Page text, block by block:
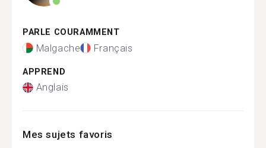
PARLE COURAMMENT
Malgache Français
APPREND
Anglais
Mes sujets favoris